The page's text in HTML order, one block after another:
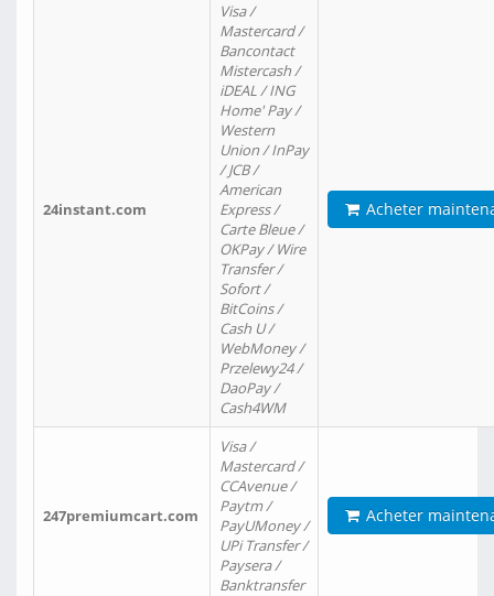
24instant.com
Visa /
Mastercard /
Bancontact
Mistercash /
iDEAL / ING
Home' Pay /
Western
Union / InPay
/ JCB /
American
Express /
Carte Bleue /
OKPay / Wire
Transfer /
Sofort /
BitCoins /
Cash U /
WebMoney /
Przelewy24 /
DaoPay /
Cash4WM
Acheter
247premiumcart.com
Visa /
Mastercard /
CCAvenue /
Paytm /
PayUMoney /
UPi Transfer /
Paysera /
Banktransfer
Acheter